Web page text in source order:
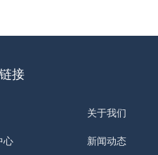
接
关于我们
心 新闻动态